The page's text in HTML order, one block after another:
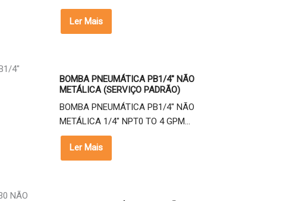
Ler Mais
BOMBA PNEUMÁTICA PB1/4" NÃO
METÁLICA (SERVIÇO PADRÃO)
BOMBA PNEUMÁTICA PB1/4" NÃO
METÁLICA 1/4" NPT0 TO 4 GPM...
Ler Mais